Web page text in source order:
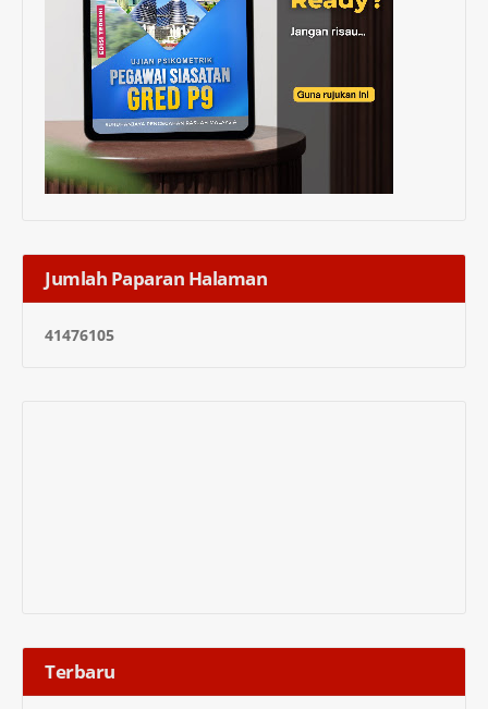
Jumlah Paparan Halaman
41476105
Terbaru